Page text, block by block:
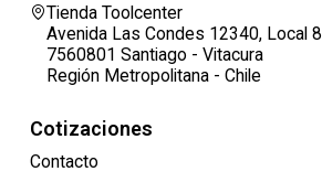
Tienda Toolcenter
Avenida Las Condes 12340, Local 8
7560801 Santiago - Vitacura
Región Metropolitana - Chile
Cotizaciones
Contacto